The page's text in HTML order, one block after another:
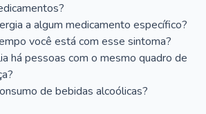
a algum medicamento específico?
você está com esse sintoma?
há pessoas com o mesmo quadro de
de bebidas alcoólicas?